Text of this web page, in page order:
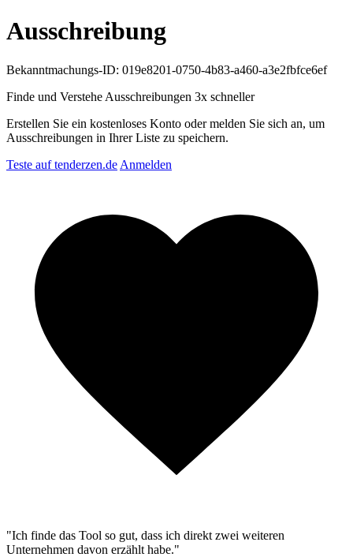
Ausschreibung
Bekanntmachungs-ID: 019e8201-0750-4b83-a460-a3e2fbfce6ef
Finde und Verstehe Ausschreibungen 3x schneller
Erstellen Sie ein kostenloses Konto oder melden Sie sich an, um
Ausschreibungen in Ihrer Liste zu speichern.
Teste auf tenderzen.de Anmelden
"Ich finde das Tool so gut, dass ich direkt zwei weiteren
Unternehmen davon erzählt habe."